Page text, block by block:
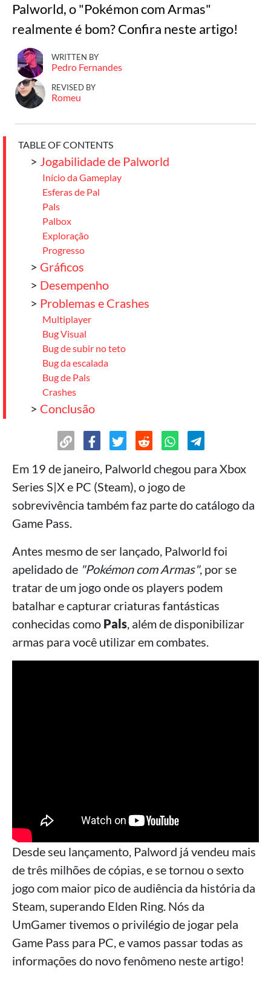
Palworld, o "Pokémon com Armas"
realmente é bom? Confira neste artigo!
WRITTEN BY
Pedro Fernandes
REVISED BY
Romeu
TABLE OF CONTENTS
> Jogabilidade de Palworld
Início da Gameplay
Esferas de Pal
Pals
Palbox
Exploração
Progresso
> Gráficos
> Desempenho
> Problemas e Crashes
Multiplayer
Bug Visual
Bug de subir no teto
Bug da escalada
Bug de Pals
Crashes
> Conclusão
Em 19 de janeiro, Palworld chegou para Xbox
Series S|X e PC (Steam), o jogo de
sobrevivência também faz parte do catálogo da
Game Pass.
Antes mesmo de ser lançado, Palworld foi
apelidado de "Pokémon com Armas", por se
tratar de um jogo onde os players podem
batalhar e capturar criaturas fantásticas
conhecidas como Pals, além de disponibilizar
armas para você utilizar em combates.
Desde seu lançamento, Palword já vendeu mais
de três milhões de cópias, e se tornou o sexto
jogo com maior pico de audiência da história da
Steam, superando Elden Ring. Nós da
UmGamer tivemos o privilégio de jogar pela
Game Pass para PC, e vamos passar todas as
informações do novo fenômeno neste artigo!